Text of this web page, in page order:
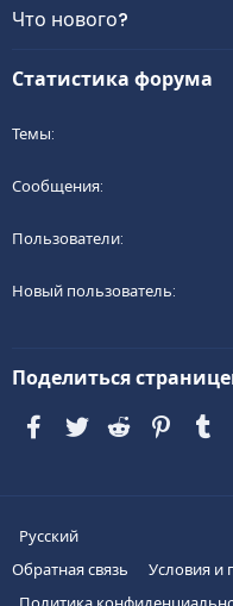
Что нового?
Статистика форума
Темы
Сообщения
Пользователи
Новый пользователь
Поделиться
FacebookTwitterReddit
Русский
Обратная связь
Условия и